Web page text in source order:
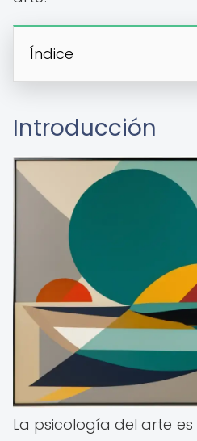
Índice
Introducción
La psicología del arte